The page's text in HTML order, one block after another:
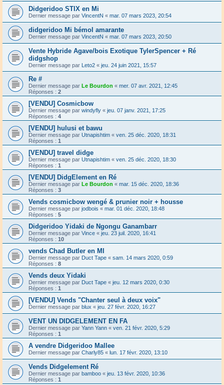
Didgeridoo STIX en Mi
Dernier message par VincentN « mar. 07 mars 2023, 20:54
didgeridoo Mi bémol amarante
Dernier message par VincentN « mar. 07 mars 2023, 20:50
Vente Hybride Agave/bois Exotique TylerSpencer + Ré
didgshop
Dernier message par Leto2 « jeu. 24 juin 2021, 15:57
Re #
Dernier message par Le Bourdon « mer. 07 avr. 2021, 12:45
Réponses : 2
[VENDU] Cosmicbow
Dernier message par windyfly « jeu. 07 janv. 2021, 17:25
Réponses : 4
[VENDU] hulusi et bawu
Dernier message par Utnapishtim « ven. 25 déc. 2020, 18:31
Réponses : 1
[VENDU] travel didge
Dernier message par Utnapishtim « ven. 25 déc. 2020, 18:30
Réponses : 1
[VENDU] DidgElement en Ré
Dernier message par Le Bourdon « mar. 15 déc. 2020, 18:36
Réponses : 3
Vends cosmicbow wengé & prunier noir + housse
Dernier message par jodbois « mar. 01 déc. 2020, 18:48
Réponses : 5
Didgeridoo Yidaki de Ngongu Ganambarr
Dernier message par Vince « jeu. 23 juil. 2020, 16:41
Réponses : 10
vends Chad Butler en MI
Dernier message par Duct Tape « sam. 14 mars 2020, 0:59
Réponses : 8
Vends deux Yidaki
Dernier message par Duct Tape « jeu. 12 mars 2020, 0:30
Réponses : 1
[VENDU] Vends "Chanter seul à deux voix"
Dernier message par blux « jeu. 27 févr. 2020, 16:27
VENT UN DIDGELEMENT EN FA
Dernier message par Yann Yann « ven. 21 févr. 2020, 5:29
Réponses : 1
A vendre Didgeridoo Mallee
Dernier message par Charly85 « lun. 17 févr. 2020, 13:10
Vends Didgelement Ré
Dernier message par bamboo « jeu. 13 févr. 2020, 10:36
Réponses : 1